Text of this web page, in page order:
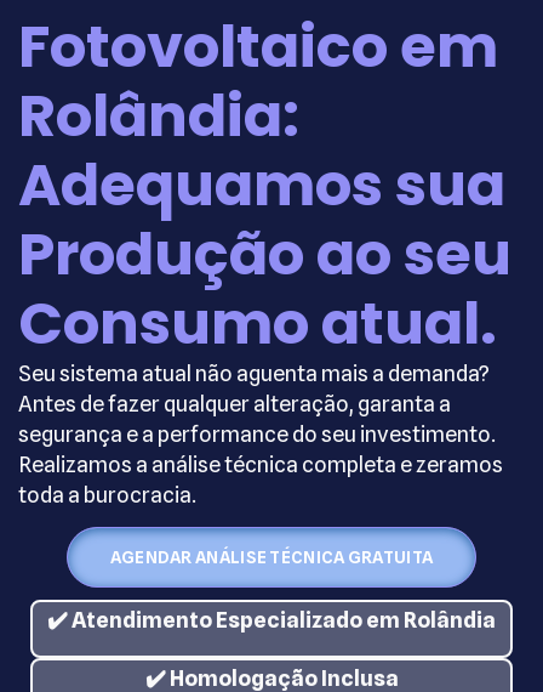
Fotovoltaico em
Rolândia:
Adequamos sua
Produção ao seu
Consumo atual.
Seu sistema atual não aguenta mais a demanda?
Antes de fazer qualquer alteração, garanta a
segurança e a performance do seu investimento.
Realizamos a análise técnica completa e zeramos
toda a burocracia.
AGENDAR ANÁLISE TÉCNICA GRATUITA
✔️ Atendimento Especializado em Rolândia
✔️ Homologação Inclusa